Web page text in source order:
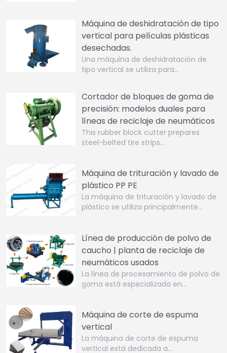
Máquina de deshidratación de tipo
vertical para películas plásticas
desechadas.
Una máquina de deshidratación de
tipo vertical se utiliza para…
Cortador de bloques de goma de
precisión: modelos duales para
líneas de reciclaje de neumáticos
This rubber block cutter prepares
steel-belted tire strips…
Máquina de trituración y lavado de
plástico PP PE
La máquina de trituración y lavado de
plástico se utiliza principalmente…
Línea de producción de polvo de
caucho | planta de reciclaje de
neumáticos usados
La línea de procesamiento de polvo de
goma está especializada en…
Máquina de corte de espuma
vertical
La máquina de corte de espuma
vertical está dedicada a…